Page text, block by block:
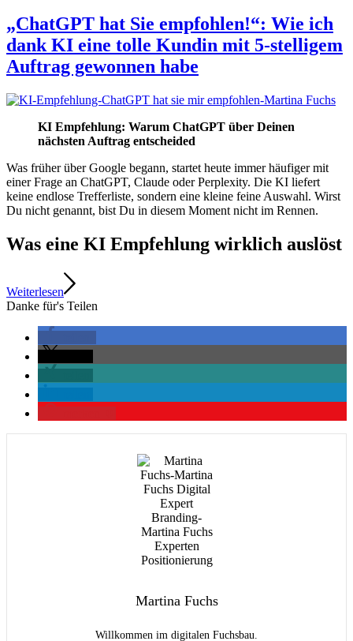
„ChatGPT hat Sie empfohlen!“: Wie ich
dank KI eine tolle Kundin mit 5-stelligem
Auftrag gewonnen habe
KI Empfehlung: Warum ChatGPT über Deinen
nächsten Auftrag entscheided
Was früher über Google begann, startet heute immer häufiger mit
einer Frage an ChatGPT, Claude oder Perplexity. Die KI liefert
keine endlose Trefferliste, sondern eine kleine feine Auswahl. Wirst
Du nicht genannt, bist Du in diesem Moment nicht im Rennen.
Was eine KI Empfehlung wirklich auslöst
Weiterlesen
Danke für's Teilen
Martina Fuchs
Willkommen im digitalen Fuchsbau.